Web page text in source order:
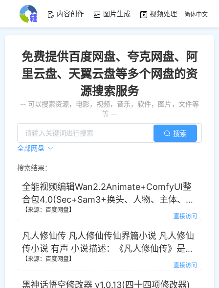
内容创作 图片生成 视频处理 资源素
简体中文
免费提供百度网盘、夸克网盘、阿
里云盘、天翼云盘等多个网盘的资
源搜索服务
-- 可以搜索资源，电影，视频，音乐，软件，图片，文件等
等 --
全部网盘
搜索
搜索结果：
全能视频编辑Wan2.2Animate+ComfyUI整
合包4.0(Sec+Sam3+换头、人物、主体、物
品、背景、任意元素替换、动作复制)
直接访问
【来源：百度网盘】
凡人修仙传 凡人修仙传仙界篇小说 凡人修仙
传小说 有声 小说描述：《凡人修仙传》是连
载于起点中文网的一部仙侠修真小说，作者
直接访问
【来源：百度网盘】
黑神话悟空修改器 v1.0.13(四十四项修改器)